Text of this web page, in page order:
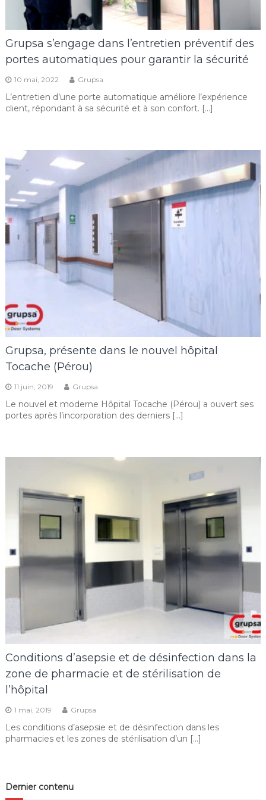
Grupsa s’engage dans l’entretien préventif des
portes automatiques pour garantir la sécurité
10 mai, 2022 Grupsa
L’entretien d’une porte automatique améliore l’expérience
client, répondant à sa sécurité et à son confort. […]
Grupsa, présente dans le nouvel hôpital
Tocache (Pérou)
11 juin, 2019 Grupsa
Le nouvel et moderne Hôpital Tocache (Pérou) a ouvert ses
portes après l’incorporation des derniers […]
Conditions d’asepsie et de désinfection dans la
zone de pharmacie et de stérilisation de
l’hôpital
1 mai, 2019 Grupsa
Les conditions d’asepsie et de désinfection dans les
pharmacies et les zones de stérilisation d’un […]
Dernier contenu